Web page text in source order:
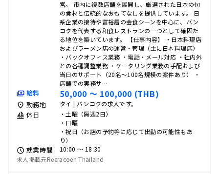
営。 市内に複数店舗を展開し、厳選された日本の旬
の食材と伝統的なおもてなしを提供しています。 日
系企業の接待や富裕層の会食シーンを中心に、バン
コクを代表する和食レストランの一つとして確固た
る地位を築いています。 【仕事内容】 ・日本料理店
およびラーメン店の運営・管理（主に日本料理店）
・バックオフィス業務 ・電話・メール対応 ・社内外
との各種調整業務 ・ケータリング業務の手配および
当日のサポート（20名～100名規模の案件あり） ・
店舗での実務サ…
給料 50,000 〜 100,000 (THB)
勤務地 タイ | バンコクの求人です。
休日
・土曜（隔週2日）
・日曜
・祝日（お店の予約等に応じて出勤の可能性もあ
り）
就業時間
10:00 〜 18:30
求人掲載元Reeracoen Thailand